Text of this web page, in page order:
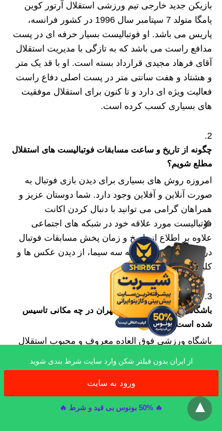
X
بازیکن جدید خارجی تیم ورزشی استقلال آرتور کوین
یامگا متولد 7 سپتامبر سال 1996 در کشور فرانسه،
پاریس می باشد. او فوتبالیست بسیار حرفه ای در پست
مدافع راست می باشد که به تازگی با مدیریت استقلال
آقای فرهاد مجیدی قرارداد بسته است. او با قد یک متر
و هشتاد و هفت سانتی متر در پست اصلی دفاع راست
فعالیت ویژه ای دارد و تا کنون برای استقلال موفقیت
های بسیاری کسب کرده است.
چگونه از تاریخ و ساعت مسابقات فوتبالیست های استقلال
مطلع شویم؟
امروزه روش های بسیاری برای دیدن بازی فوتبال به
صورت آنلاین و آفلاین وجود دارد. شما دوستان عزیز و
همراهان گرامی می توانید با دنبال کردن اکانت
فوتبالیست مورد علاقه خود در شبکه های اجتماعی
علاوه بر اطلاع از تاریخ و زمان پخش مسابقات فوتبال
در شبکه ورزش یا شبکه سه سیما، از دیدن عکس ها و
کلیپ های او لذت ببرید.
باشگاه ورزشی تیم استقلال تهران در چه مکانی تاسیس
شده است؟
باشگاه ورزشی فوق العاده معروف و محبوب استقلال
در سال ۱۹۴۵ با نام دوچرخه سواران در شهر تهران
تاسیس شده است و پس از آن بین سال های ۱۳۴۹ تا
۱۳۷۹ با نام باشگاه فوتبال تاج تهران بین علاقه مندان به
فوتبال شناخته می شود. این باشگاه در تاریخ ۵ شهریور
سال ۱۳۴۴ در خیابان فردوسی تاسیس شده است.
از ایران بدون فیلتر شکن وارد سایت شرط بندی شوید
ورود به سایت
🔥 50% بونوس بی قید و شرط 🔥